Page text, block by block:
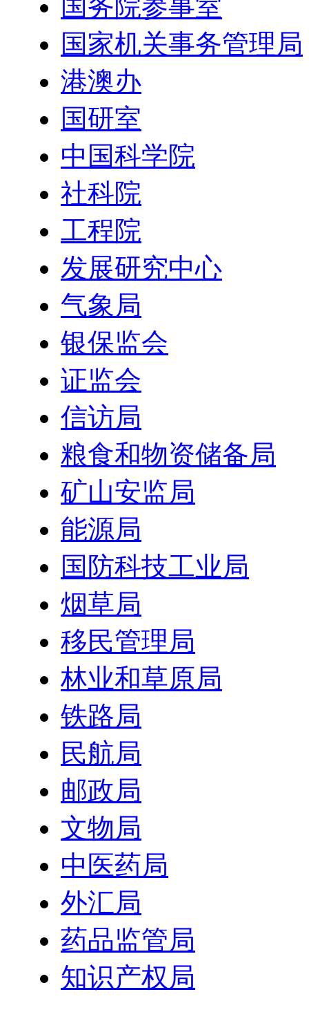
国务院参事室
国家机关事务管理局
港澳办
国研室
中国科学院
社科院
工程院
发展研究中心
气象局
银保监会
证监会
信访局
粮食和物资储备局
矿山安监局
能源局
国防科技工业局
烟草局
移民管理局
林业和草原局
铁路局
民航局
邮政局
文物局
中医药局
外汇局
药品监管局
知识产权局